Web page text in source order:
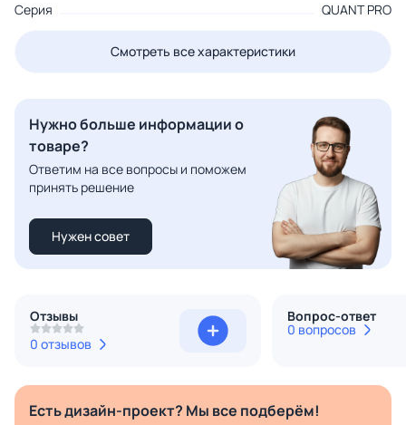
Серия
QUANT PRO
Смотреть все характеристики
Нужно больше информации о
товаре?
Ответим на все вопросы и поможем
принять решение
Нужен совет
Отзывы
0 отзывов
Вопрос-ответ
0 вопросов
Есть дизайн-проект? Мы все подберём!